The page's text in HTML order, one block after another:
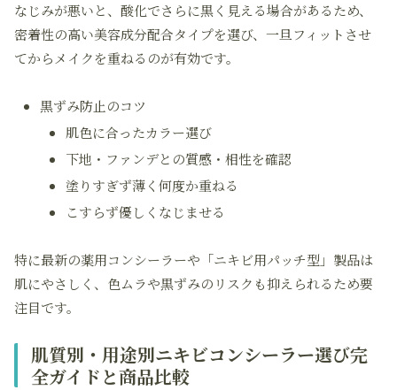
なじみが悪いと、酸化でさらに黒く見える場合があるため、
密着性の高い美容成分配合タイプを選び、一旦フィットさせ
てからメイクを重ねるのが有効です。
黒ずみ防止のコツ
肌色に合ったカラー選び
下地・ファンデとの質感・相性を確認
塗りすぎず薄く何度か重ねる
こすらず優しくなじませる
特に最新の薬用コンシーラーや「ニキビ用パッチ型」製品は
肌にやさしく、色ムラや黒ずみのリスクも抑えられるため要
注目です。
肌質別・用途別ニキビコンシーラー選び完
全ガイドと商品比較